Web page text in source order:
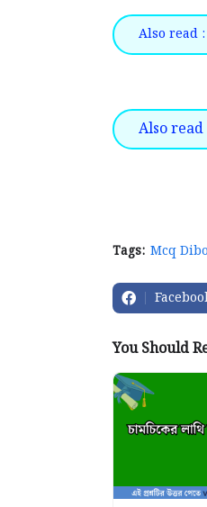
Also read :
Also read
Tags: Mcq Dibo
You Should